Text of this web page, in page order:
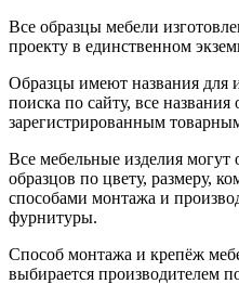
Все образцы мебели
проекту в единственном
Образцы имеют названия для
поиска по сайту, все названия
зарегистрированным
Все мебельные изделия могут
образцов по цвету, размеру,
способами монтажа и
фурнитуры.
Способ монтажа и крепёж
выбирается производителем